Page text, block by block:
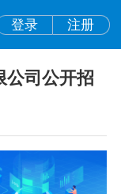
登录 注册
公司公开招